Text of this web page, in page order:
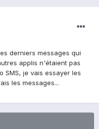
derniers messages qui
applis n'étaient pas
SMS, je vais essayer les
les messages...